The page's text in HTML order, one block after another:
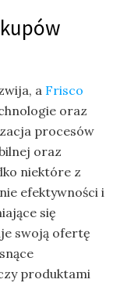
a Frisco
oraz
procesów
oraz
niektóre z
efektywności i
się
swoją ofertę
produktami